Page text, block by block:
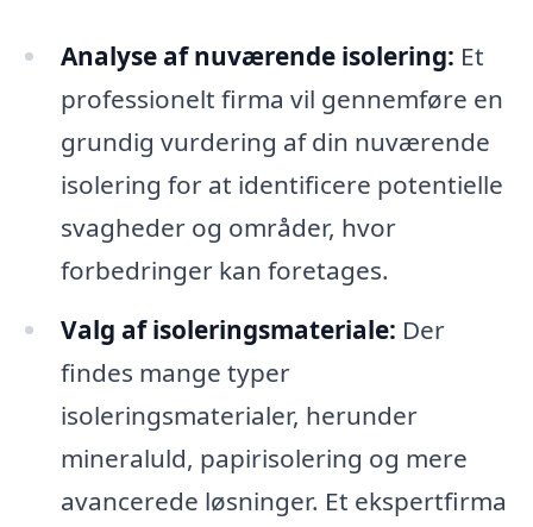
Analyse af nuværende isolering: Et
professionelt firma vil gennemføre en
grundig vurdering af din nuværende
isolering for at identificere potentielle
svagheder og områder, hvor
forbedringer kan foretages.
Valg af isoleringsmateriale: Der
findes mange typer
isoleringsmaterialer, herunder
mineraluld, papirisolering og mere
avancerede løsninger. Et ekspertfirma